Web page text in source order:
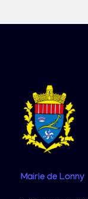
Mairie de Lonny